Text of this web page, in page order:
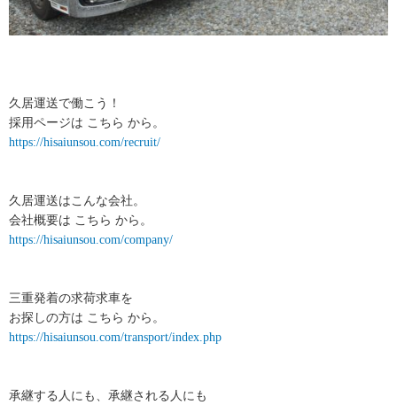
久居運送で働こう！
採用ページは こちら から。
https://hisaiunsou.com/recruit/
久居運送はこんな会社。
会社概要は こちら から。
https://hisaiunsou.com/company/
三重発着の求荷求車を
お探しの方は こちら から。
https://hisaiunsou.com/transport/index.php
承継する人にも、承継される人にも